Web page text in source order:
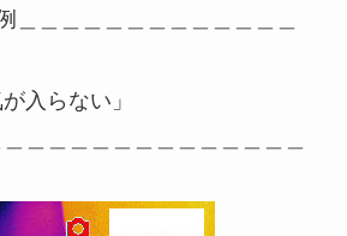
＿＿＿＿＿＿＿＿＿＿＿＿＿
入らない」